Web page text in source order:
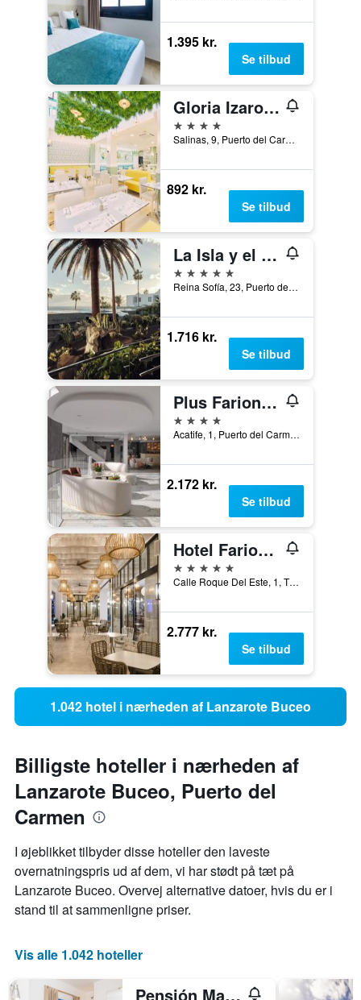
1.395 kr.
Se tilbud
Gloria Izaro Club Hotel
4 stjerner
Salinas, 9, Puerto del Carmen, Lanzarote, Spanien
892 kr.
Se tilbud
La Isla y el Mar, Hotel Boutique
5 stjerner
Reina Sofía, 23, Puerto del Carmen, Lanzarote, Spanien
1.716 kr.
Se tilbud
Plus Fariones Suite Hotel
4 stjerner
Acatife, 1, Puerto del Carmen, Lanzarote, Spanien
2.172 kr.
Se tilbud
Hotel Fariones
5 stjerner
Calle Roque Del Este, 1, Tías, Lanzarote, Spanien
2.777 kr.
Se tilbud
1.042 hotel i nærheden af Lanzarote Buceo
Billigste hoteller i nærheden af
Lanzarote Buceo, Puerto del
Carmen
I øjeblikket tilbyder disse hoteller den laveste
overnatningspris ud af dem, vi har stødt på tæt på
Lanzarote Buceo. Overvej alternative datoer, hvis du er i
stand til at sammenligne priser.
Vis alle 1.042 hoteller
Pensión Magec